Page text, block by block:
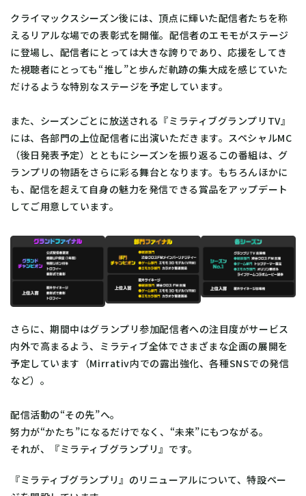
クライマックスシーズン後には、頂点に輝いた配信者たちを称
えるリアルな場での表彰式を開催。配信者のエモモがステージ
に登場し、配信者にとっては大きな誇りであり、応援をしてき
た視聴者にとっても“推し”と歩んだ軌跡の集大成を感じていた
だけるような特別なステージを予定しています。
また、シーズンごとに放送される『ミラティブグランプリTV』
には、各部門の上位配信者に出演いただきます。スペシャルMC
（後日発表予定）とともにシーズンを振り返るこの番組は、グ
ランプリの物語をさらに彩る舞台となります。もちろんほかに
も、配信を超えて自身の魅力を発信できる賞品をアップデート
してご用意しています。
さらに、期間中はグランプリ参加配信者への注目度がサービス
内外で高まるよう、ミラティブ全体でさまざまな企画の展開を
予定しています（Mirrativ内での露出強化、各種SNSでの発信
など）。
配信活動の“その先”へ。
努力が“かたち”になるだけでなく、“未来”にもつながる。
それが、『ミラティブグランプリ』です。
『ミラティブグランプリ』のリニューアルについて、特設ペー